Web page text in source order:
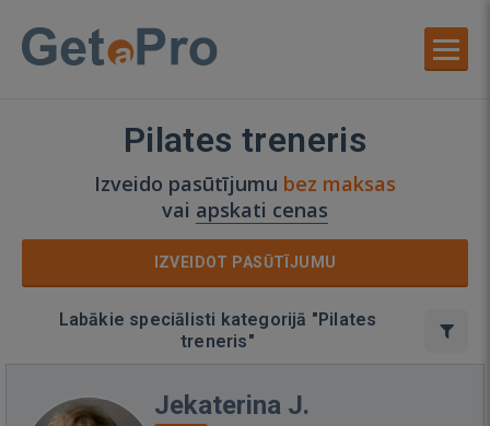
Pilates treneris
Izveido pasūtījumu bez maksas
vai apskati cenas
IZVEIDOT PASŪTĪJUMU
Labākie speciālisti kategorijā "Pilates
treneris"
Jekaterina J.